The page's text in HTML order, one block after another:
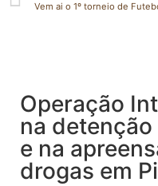
Operação
na
e na
drogas em